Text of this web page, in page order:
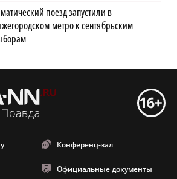
поезд запустили в
метро к сентябрьским
Конференц-зал
Официальные документы